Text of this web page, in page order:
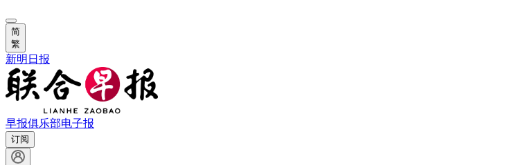
简
繁
新明日报
早报俱乐部电子报
订阅